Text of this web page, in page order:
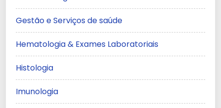
Gestão e Serviços de saúde
Hematologia & Exames Laboratoriais
Histologia
Imunologia